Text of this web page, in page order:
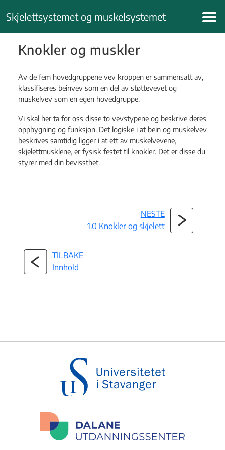
Skjelettsystemet og muskelsystemet
Knokler og muskler
Av de fem hovedgruppene vev kroppen er sammensatt av,
klassifiseres beinvev som en del av støttevevet og
muskelvev som en egen hovedgruppe.
Vi skal her ta for oss disse to vevstypene og beskrive deres
oppbygning og funksjon. Det logiske i at bein og muskelvev
beskrives samtidig ligger i at ett av muskelvevene,
skjelettmusklene, er fysisk festet til knokler. Det er disse du
styrer med din bevissthet.
NESTE
1.0 Knokler og skjelett
TILBAKE
Innhold